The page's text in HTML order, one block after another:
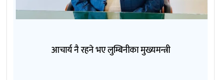
आचार्य नै रहने भए लुम्बिनीका मुख्यमन्त्री